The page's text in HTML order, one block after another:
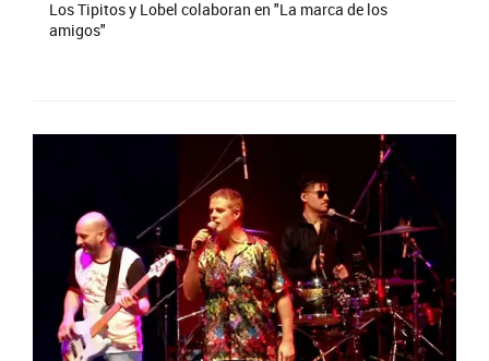
Los Tipitos y Lobel colaboran en "La marca de los
amigos"